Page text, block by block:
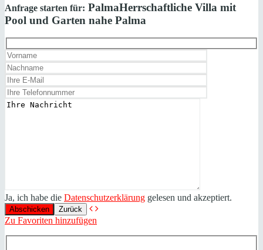
Anfrage starten für: PalmaHerrschaftliche Villa mit
Pool und Garten nahe Palma
Ja, ich habe die Datenschutzerklärung gelesen und akzeptiert.
Zurück
Zu Favoriten hinzufügen